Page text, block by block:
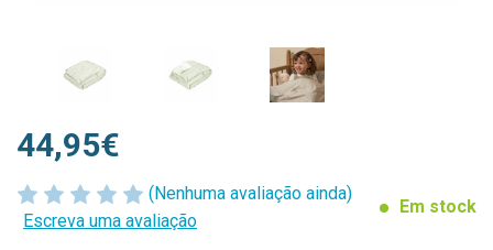
(Nenhuma avaliação ainda)
Escreva uma avaliação
Em stock
44,95€